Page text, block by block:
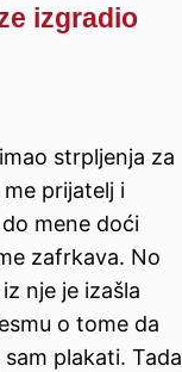
izgradio
strpljenja za
prijatelj i
mene doći
zafrkava. No
nje je izašla
o tome da
plakati. Tada